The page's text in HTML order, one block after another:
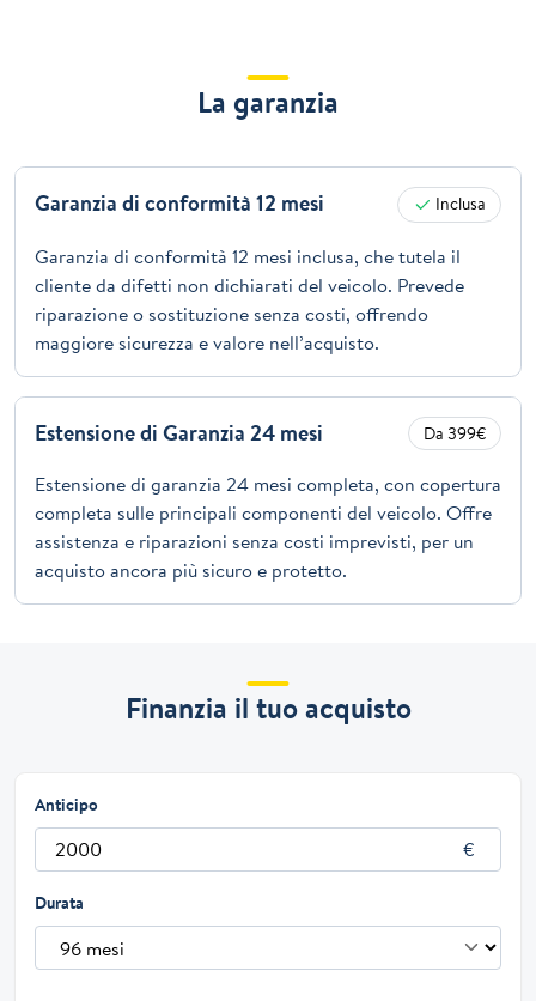
La garanzia
Garanzia di conformità 12 mesi Inclusa
Garanzia di conformità 12 mesi inclusa, che tutela il
cliente da difetti non dichiarati del veicolo. Prevede
riparazione o sostituzione senza costi, offrendo
maggiore sicurezza e valore nell’acquisto.
Estensione di Garanzia 24 mesi Da 399€
Estensione di garanzia 24 mesi completa, con copertura
completa sulle principali componenti del veicolo. Offre
assistenza e riparazioni senza costi imprevisti, per un
acquisto ancora più sicuro e protetto.
Finanzia il tuo acquisto
Anticipo
Durata